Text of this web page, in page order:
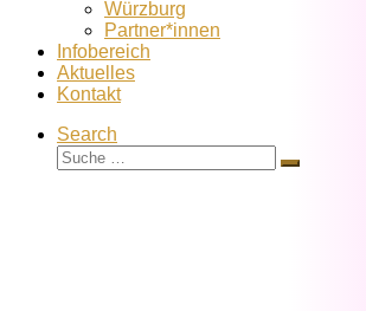
Würzburg
Partner*innen
Infobereich
Aktuelles
Kontakt
Search
Suche
Suche